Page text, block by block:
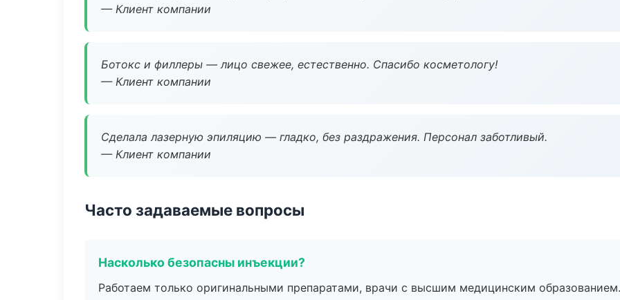
— Клиент компании
Ботокс и филлеры — лицо свежее, естественно. Спасибо косметологу!
— Клиент компании
Сделала лазерную эпиляцию — гладко, без раздражения. Персонал заботливый.
— Клиент компании
Часто задаваемые вопросы
Насколько безопасны инъекции?
Работаем только оригинальными препаратами, врачи с высшим медицинским образованием.